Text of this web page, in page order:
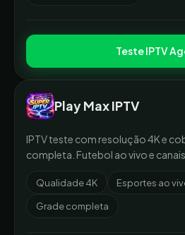
Teste IPTV
Play Max IPTV
IPTV teste com resolução 4K e
completa. Futebol ao vivo e
Qualidade 4K Esportes ao
Grade completa